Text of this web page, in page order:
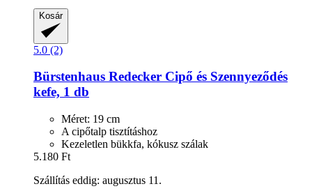
Kosár
5.0 (2)
Bürstenhaus Redecker Cipő és Szennyeződés
kefe, 1 db
Méret: 19 cm
A cipőtalp tisztításhoz
Kezeletlen bükkfa, kókusz szálak
5.180 Ft
Szállítás eddig: augusztus 11.